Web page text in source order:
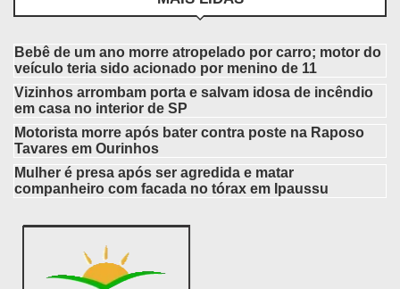
Bebê de um ano morre atropelado por carro; motor do
veículo teria sido acionado por menino de 11
Vizinhos arrombam porta e salvam idosa de incêndio
em casa no interior de SP
Motorista morre após bater contra poste na Raposo
Tavares em Ourinhos
Mulher é presa após ser agredida e matar
companheiro com facada no tórax em Ipaussu